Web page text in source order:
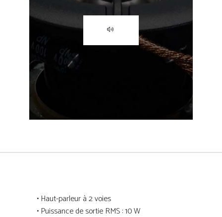
• Haut-parleur à 2 voies
• Puissance de sortie RMS : 10 W